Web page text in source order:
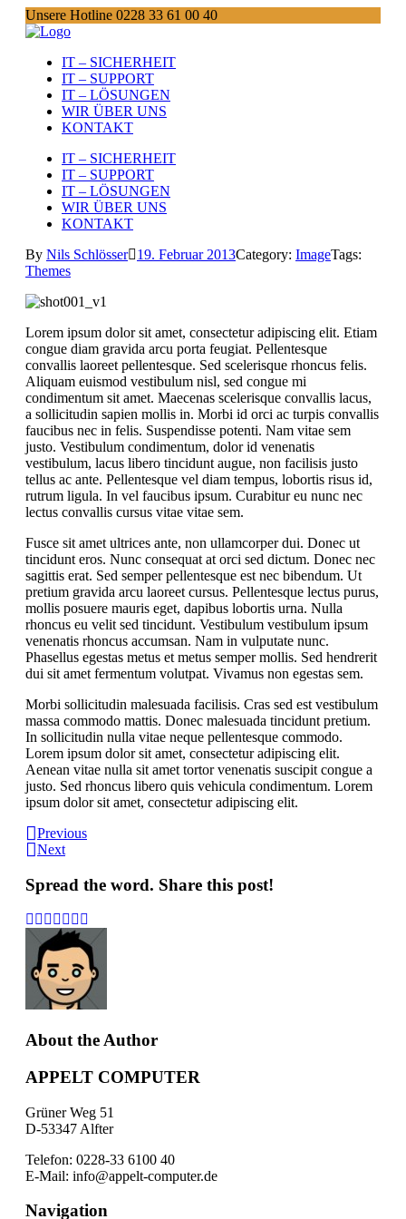
Unsere Hotline 0228 33 61 00 40
IT – SICHERHEIT
IT – SUPPORT
IT – LÖSUNGEN
WIR ÜBER UNS
KONTAKT
IT – SICHERHEIT
IT – SUPPORT
IT – LÖSUNGEN
WIR ÜBER UNS
KONTAKT
By Nils Schlösser 19. Februar 2013Category: ImageTags:
Themes
Lorem ipsum dolor sit amet, consectetur adipiscing elit. Etiam
congue diam gravida arcu porta feugiat. Pellentesque
convallis laoreet pellentesque. Sed scelerisque rhoncus felis.
Aliquam euismod vestibulum nisl, sed congue mi
condimentum sit amet. Maecenas scelerisque convallis lacus,
a sollicitudin sapien mollis in. Morbi id orci ac turpis convallis
faucibus nec in felis. Suspendisse potenti. Nam vitae sem
justo. Vestibulum condimentum, dolor id venenatis
vestibulum, lacus libero tincidunt augue, non facilisis justo
tellus ac ante. Pellentesque vel diam tempus, lobortis risus id,
rutrum ligula. In vel faucibus ipsum. Curabitur eu nunc nec
lectus convallis cursus vitae vitae sem.
Fusce sit amet ultrices ante, non ullamcorper dui. Donec ut
tincidunt eros. Nunc consequat at orci sed dictum. Donec nec
sagittis erat. Sed semper pellentesque est nec bibendum. Ut
pretium gravida arcu laoreet cursus. Pellentesque lectus purus,
mollis posuere mauris eget, dapibus lobortis urna. Nulla
rhoncus eu velit sed tincidunt. Vestibulum vestibulum ipsum
venenatis rhoncus accumsan. Nam in vulputate nunc.
Phasellus egestas metus et metus semper mollis. Sed hendrerit
dui sit amet fermentum volutpat. Vivamus non egestas sem.
Morbi sollicitudin malesuada facilisis. Cras sed est vestibulum
massa commodo mattis. Donec malesuada tincidunt pretium.
In sollicitudin nulla vitae neque pellentesque commodo.
Lorem ipsum dolor sit amet, consectetur adipiscing elit.
Aenean vitae nulla sit amet tortor venenatis suscipit congue a
justo. Sed rhoncus libero quis vehicula condimentum. Lorem
ipsum dolor sit amet, consectetur adipiscing elit.
Previous
Next
Spread the word. Share this post!
About the Author
APPELT COMPUTER
Grüner Weg 51
D-53347 Alfter
Telefon: 0228-33 6100 40
E-Mail: info@appelt-computer.de
Navigation